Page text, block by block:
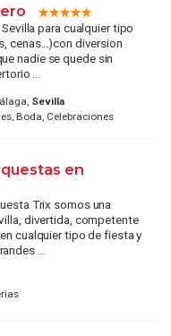
para cualquier tipo
cenas...)con diversion
nadie se quede sin
...
Sevilla
Boda, Celebraciones
en
Trix somos una
divertida, competente
cualquier tipo de fiesta y
...